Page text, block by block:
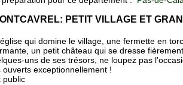
PETIT VILLAGE ET
qui domine le village, une fermette en
un petit château qui se dresse
uns de ses trésors, ne loupez pas
exceptionnellement !
public